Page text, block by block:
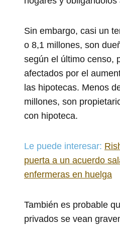
Sin embargo, casi un
o 8,1 millones, son
según el último censo,
afectados por el
las hipotecas. Menos
millones, son
con hipoteca.
Le puede interesar:
puerta a un acuerdo
enfermeras en huelga
También es probable
privados se vean